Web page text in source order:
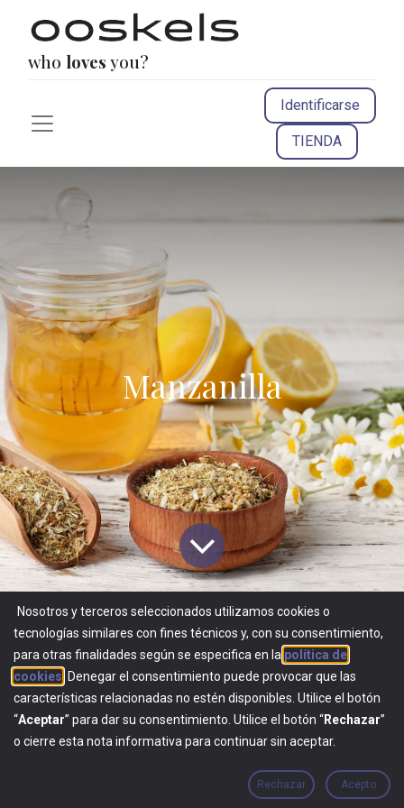
who loves you?
Identificarse
TIENDA
Manzanilla
Todos los blogs ​Alimentos y suplementos Manzanilla
Matricaria recutita) es una planta
herbácea que se ha utilizado durante siglos para
Nosotros y terceros seleccionados utilizamos cookies o
tecnologías similares con fines técnicos y, con su consentimiento,
para otras finalidades según se especifica en la política de
cookies . Denegar el consentimiento puede provocar que las
características relacionadas no estén disponibles. Utilice el botón
“Aceptar” para dar su consentimiento. Utilice el botón “Rechazar”
o cierre esta nota informativa para continuar sin aceptar.
Rechazar Acepto